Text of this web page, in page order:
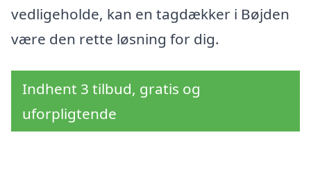
vedligeholde, kan en tagdækker i Bøjden
være den rette løsning for dig.
Indhent 3 tilbud, gratis og
uforpligtende